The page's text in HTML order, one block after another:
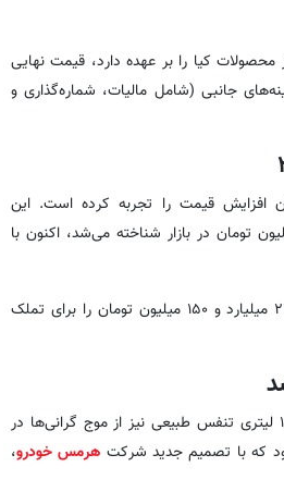
کیا را بر عهده دارد، قیمت نهایی
۱.۵ لیتری را با احتساب هزینه‌های جانبی (شامل مالیات، شماره‌گذاری و
که بیشترین میزان افزایش قیمت را تجربه کرده است. این
که پیش از این با برچسب قیمتی ۱۹ میلیارد و ۵۰۰ میلیون تومان در بازار شناخته می‌شد، اکنون با
بر اساس بخشنامه جدید هرمس خودرو، متقاضیان این خودرو باید مبلغ ۲۳ میلیارد و ۱۵۰ میلیون تومان را برای تملک
علاوه بر سورنتو، کراس‌اوور محبوب و شهری این برند یعنی کیا سلتوس ۱.۵ لیتری تنفس طبیعی نیز از موج گرانی‌ها در
هرمس خودرو،